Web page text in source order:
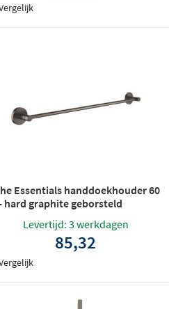
Essentials handdoekhouder 60
hard graphite geborsteld
Levertijd: 3 werkdagen
85,32